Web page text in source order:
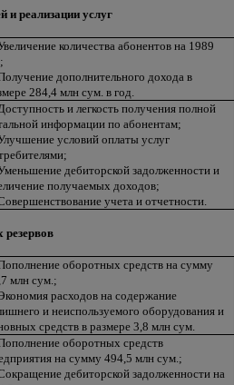
и реализации услуг
количества абонентов на 1989
дополнительного дохода в
284,4 млн сум. в год.
и легкость получения полной
информации по абонентам;
условий оплаты услуг
дебиторской задолженности и
получаемых доходов;
учета и отчетности.
резервов
оборотных средств на сумму
млн сум.;
расходов на содержание
и неиспользуемого оборудования и
средств в размере 3,8 млн сум.
оборотных средств
на сумму 494,5 млн сум.;
дебиторской задолженности на